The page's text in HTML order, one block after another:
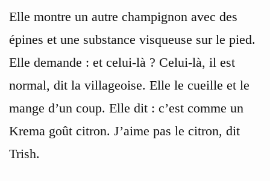
Elle montre un autre champignon avec des
épines et une substance visqueuse sur le pied.
Elle demande : et celui-là ? Celui-là, il est
normal, dit la villageoise. Elle le cueille et le
mange d’un coup. Elle dit : c’est comme un
Krema goût citron. J’aime pas le citron, dit
Trish.